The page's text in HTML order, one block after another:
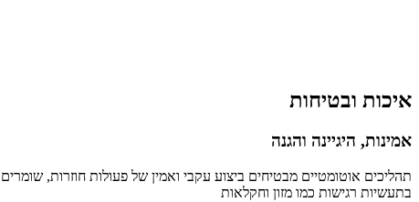
איכות ובטיחות
אמינות, היגיינה והגנה
תהליכים אוטומטיים מבטיחים ביצוע עקבי ואמין של פעולות חוזרות,
בתעשיות רגישות כמו מזון וחקלאות